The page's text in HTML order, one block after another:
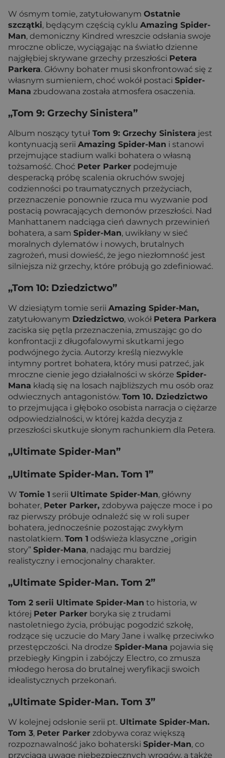
W ósmym tomie, zatytułowanym Ostatnie
szczątki, będącym częścią cyklu Amazing Spider-
Man, demoniczny Kindred wreszcie odsłania swoje
mroczne oblicze, wyciągając na światło dzienne
najgłębiej skrywane grzechy przeszłości Petera
Parkera. Główny bohater musi skonfrontować się z
własnym sumieniem, choć wokół postaci Spider-
Mana zbudowana została atmosfera osaczenia.
„Tom 9: Grzechy Sinistera”
Album noszący tytuł Tom 9: Grzechy Sinistera jest
kontynuacją serii Amazing Spider-Man i stanowi
przejmujące stadium walki bohatera o własną
tożsamość. Choć Peter Parker podejmuje
desperacką próbę scalenia okruchów swojej
codzienności po traumatycznych przeżyciach,
przeznaczenie ponownie rzuca mu wyzwanie pod
postacią powracających demonów przeszłości. Nad
Manhattanem nadciąga cień dawnych przewinień
bohatera, a sam Spider-Man, uwikłany w sieć
moralnych dylematów i nowych, brutalnych
zagrożeń, musi dowieść, że jego niezłomność jest
silniejsza niż grzechy, które próbują go zdefiniować.
„Tom 10: Dziedzictwo”
W dziesiątym tomie serii Amazing Spider-Man,
zatytułowanym Dziedzictwo, wokół Petera Parkera
zaciska się pętla przeznaczenia, zmuszając go do
konfrontacji z długofalowymi skutkami jego
podwójnego życia. Autorzy kreślą niezwykle
intymny portret bohatera, który musi patrzeć, jak
mroczne cienie jego działalności w skórze Spider-
Mana kładą się na losach najbliższych mu osób oraz
odwiecznych antagonistów. Tom 10. Dziedzictwo
to przejmująca i głęboko osobista narracja o ciężarze
odpowiedzialności, w której każda decyzja z
przeszłości skutkuje słonym rachunkiem dla Petera.
„Ultimate Spider-Man”
„Ultimate Spider-Man. Tom 1”
W Tomie 1 serii Ultimate Spider-Man, główny
bohater, Peter Parker, zdobywa pajęcze moce i po
raz pierwszy próbuje odnaleźć się w roli super
bohatera, jednocześnie pozostając zwykłym
nastolatkiem. Tom 1 odświeża klasyczne „origin
story” Spider-Mana, nadając mu bardziej
realistyczny i emocjonalny charakter.
„Ultimate Spider-Man. Tom 2”
Tom 2 serii Ultimate Spider-Man to historia, w
której Peter Parker boryka się z trudami
nastoletniego życia, próbując pogodzić szkołę,
rodzące się uczucie do Mary Jane i walkę przeciwko
przestępczości. Na drodze Spider-Mana pojawia się
przebiegły Kingpin i zabójczy Electro, co zmusza
młodego herosa do brutalnej weryfikacji swoich
idealistycznych przekonań.
„Ultimate Spider-Man. Tom 3”
W kolejnej odsłonie serii pt. Ultimate Spider-Man.
Tom 3, Peter Parker zdobywa coraz większą
rozpoznawalność jako bohaterski Spider-Man, co
przyciąga uwagę niebezpiecznych wrogów, a także